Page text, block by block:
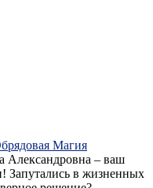
Магия
Александровна – ваш
Запутались в жизненных